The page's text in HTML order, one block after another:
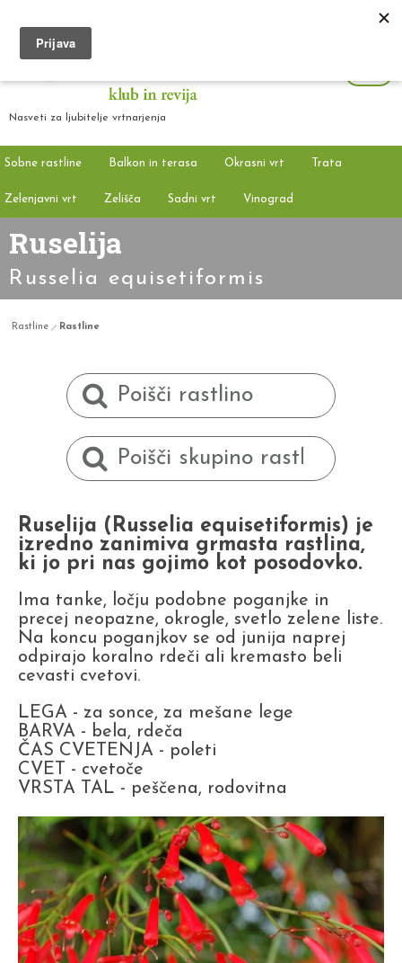
Nasveti za ljubitelje vrtnarjenja
Sobne rastline Balkon in terasa Okrasni vrt Trata
Zelenjavni vrt Zelišča Sadni vrt Vinograd
Ruselija
Russelia equisetiformis
Rastline Rastline
Ruselija (Russelia equisetiformis) je
izredno zanimiva grmasta rastlina,
ki jo pri nas gojimo kot posodovko.
Ima tanke, ločju podobne poganjke in
precej neopazne, okrogle, svetlo zelene liste.
Na koncu poganjkov se od junija naprej
odpirajo koralno rdeči ali kremasto beli
cevasti cvetovi.
LEGA - za sonce, za mešane lege
BARVA - bela, rdeča
ČAS CVETENJA - poleti
CVET - cvetoče
VRSTA TAL - peščena, rodovitna